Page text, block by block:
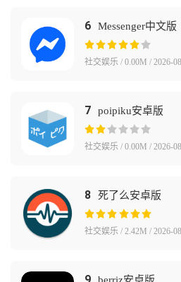
6 Messenger中文版
社交娱乐 / 0.00M / 2026-
7 poipiku安卓版
社交娱乐 / 0.00M / 2026-
8 死了么安卓版
社交娱乐 / 2.42M / 2026-